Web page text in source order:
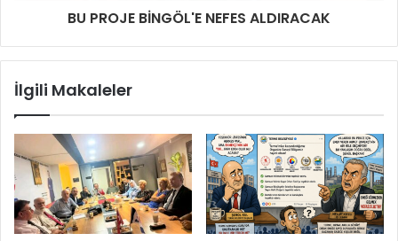
BU PROJE BİNGÖL'E NEFES ALDIRACAK
İlgili Makaleler